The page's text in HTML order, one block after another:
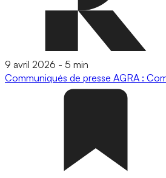
9 avril 2026 - 5 min
Communiqués de presse AGRA :